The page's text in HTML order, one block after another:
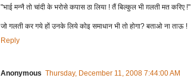
"भाई मन्नै तो चांदी के भरोसे कपास ठा लिया ! तैं बिल्कुल भी ग़लती मत करिए !"
जो गलती कर गये हों उनके लिये कोइ समाधान भी तो होगा? बताओ ना ताऊ !
Reply
Anonymous Thursday, December 11, 2008 7:44:00 AM